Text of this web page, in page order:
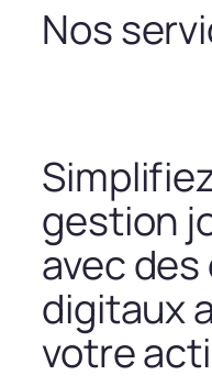
Nos
gestion
avec
digitaux
votre